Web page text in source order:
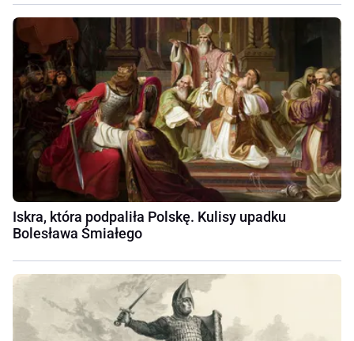
Iskra, która podpaliła Polskę. Kulisy upadku
Bolesława Śmiałego